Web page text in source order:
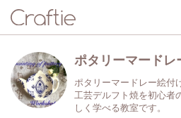
ポタリーマードレ
ポタリーマードレー絵付
工芸デルフト焼を初心者
しく学べる教室です。